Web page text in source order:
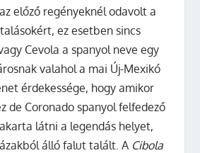
előző regényeknél odavolt a
ez esetben sincs
Cevola a spanyol neve egy
valahol a mai Új-Mexikó
érdekessége, hogy amikor
de Coronado spanyol felfedező
látni a legendás helyet,
álló falut talált. A Cibola